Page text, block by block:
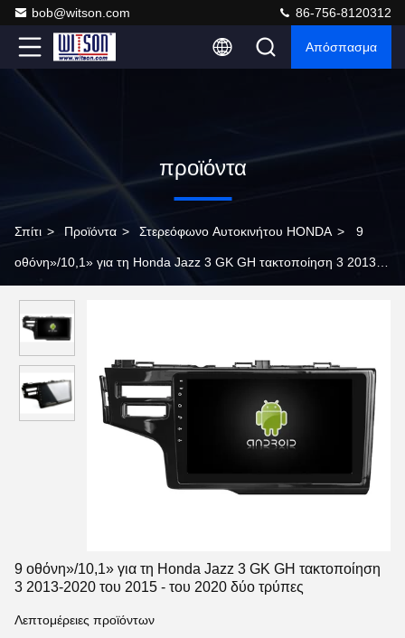
bob@witson.com 86-756-8120312
Απόσπασμα
προϊόντα
Σπίτι > Προϊόντα > Στερεόφωνο Αυτοκινήτου HONDA > 9
οθόνη»/10,1» για τη Honda Jazz 3 GK GH τακτοποίηση 3 2013-
9 οθόνη»/10,1» για τη Honda Jazz 3 GK GH τακτοποίηση
3 2013-2020 του 2015 - του 2020 δύο τρύπες
Λεπτομέρειες προϊόντων